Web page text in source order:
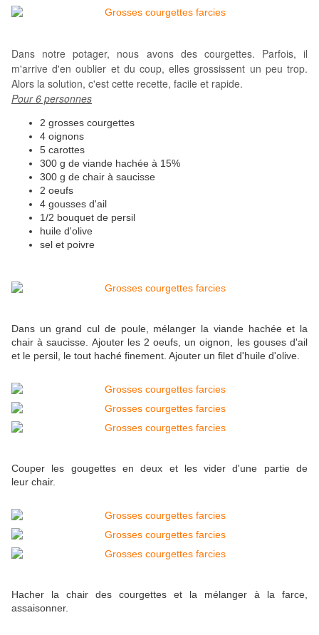
Dans notre potager, nous avons des courgettes. Parfois, il
m'arrive d'en oublier et du coup, elles grossissent un peu trop.
Alors la solution, c'est cette recette, facile et rapide.
Pour 6 personnes
2 grosses courgettes
4 oignons
5 carottes
300 g de viande hachée à 15%
300 g de chair à saucisse
2 oeufs
4 gousses d'ail
1/2 bouquet de persil
huile d'olive
sel et poivre
Dans un grand cul de poule, mélanger la viande hachée et la
chair à saucisse. Ajouter les 2 oeufs, un oignon, les gouses d'ail
et le persil, le tout haché finement. Ajouter un filet d'huile d'olive.
Couper les gougettes en deux et les vider d'une partie de
leur chair.
Hacher la chair des courgettes et la mélanger à la farce,
assaisonner.